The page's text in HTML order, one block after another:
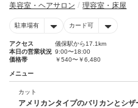
美容室・ヘアサロン 理容室・床屋
駐車場有 カード可
アクセス
儀保駅から17.1km
本日の営業状況 9:00〜18:00
価格帯
￥540〜￥6,480
メニュー
カット
アメリカンタイプのバリカンとシザ